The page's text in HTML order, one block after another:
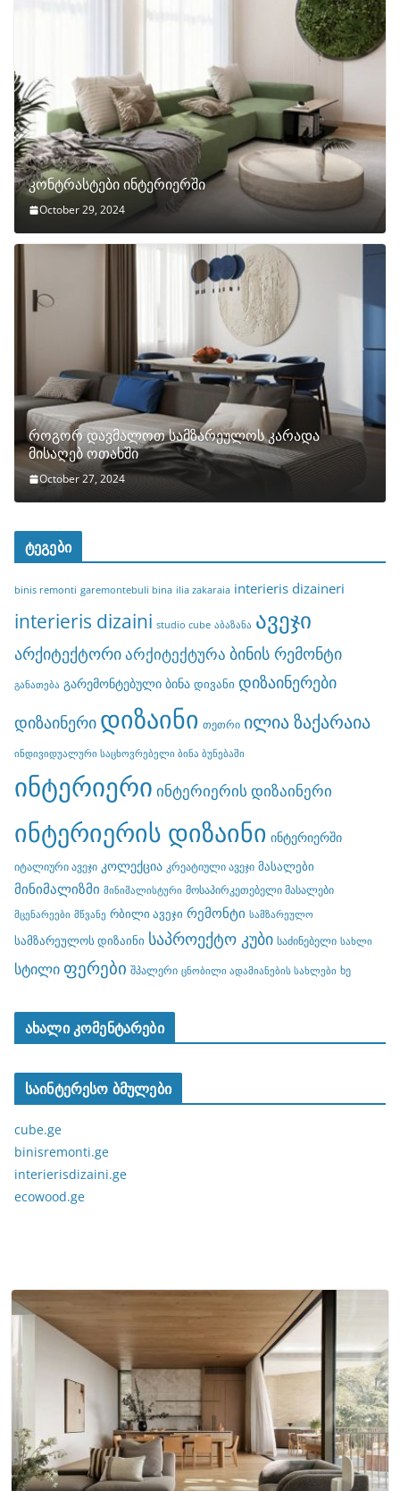
კონტრასტები ინტერიერში
October 29, 2024
როგორ დავმალოთ სამზარეულოს კარადა
მისაღებ ოთახში
October 27, 2024
ტეგები
binis remonti garemontebuli bina ilia zakaraia interieris dizaineri
interieris dizaini studio cube აბაზანა ავეჯი
არქიტექტორიარქიტექტურა ბინის რემონტი
განათება გარემონტებული ბინა დივანი დიზაინერები
დიზაინერი დიზაინი თეთრი ილია ზაქარაია
ინდივიდუალური საცხოვრებელი ბინა ბუნებაში
ინტერიერი ინტერიერის დიზაინერი
ინტერიერის დიზაინი ინტერიერში
იტალიური ავეჯი კოლექცია კრეატიული ავეჯი მასალები
მინიმალიზმი მინიმალისტური მოსაპირკეთებელი მასალები
მცენარეები მწვანე რბილი ავეჯი რემონტი სამზარეულო
სამზარეულოს დიზაინი საპროექტო კუბი საძინებელი სახლი
სტილი ფერები შპალერი ცნობილი ადამიანების სახლები ხე
ახალი კომენტარები
საინტერესო ბმულები
cube.ge
binisremonti.ge
interierisdizaini.ge
ecowood.ge